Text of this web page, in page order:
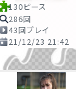
130ピース
286回
43回プレイ
21/12/23 21:42